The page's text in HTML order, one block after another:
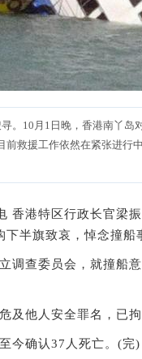
。10月1日晚，香港南丫岛
救援工作依然在紧张进行
香港特区行政长官梁
半旗致哀，悼念撞船
查委员会，就撞船意
他人安全罪名，已拘
确认37人死亡。(完)